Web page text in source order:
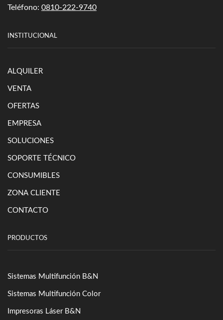
Teléfono: 0810-222-9740
INSTITUCIONAL
ALQUILER
VENTA
OFERTAS
EMPRESA
SOLUCIONES
SOPORTE TÉCNICO
CONSUMIBLES
ZONA CLIENTE
CONTACTO
PRODUCTOS
Sistemas Multifunción B&N
Sistemas Multifunción Color
Impresoras Láser B&N